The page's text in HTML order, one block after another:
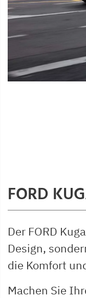
FORD
Der FORD
Design,
die Komfort
Machen Sie